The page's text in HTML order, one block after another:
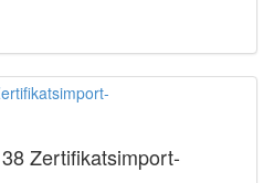
Zertifikatsimport-